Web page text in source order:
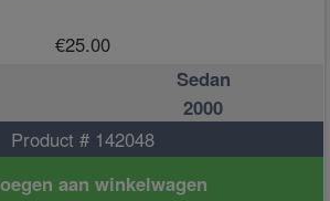
€25.00
Sedan
2000
Product # 142048
aan winkelwagen